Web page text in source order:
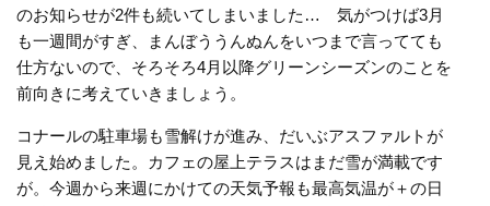
のお知らせが2件も続いてしまいました… 気がつけば3月
も一週間がすぎ、まんぼううんぬんをいつまで言ってても
仕方ないので、そろそろ4月以降グリーンシーズンのことを
前向きに考えていきましょう。
コナールの駐車場も雪解けが進み、だいぶアスファルトが
見え始めました。カフェの屋上テラスはまだ雪が満載です
が。今週から来週にかけての天気予報も最高気温が＋の日